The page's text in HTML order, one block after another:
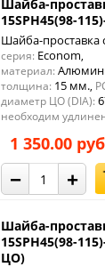
Шайба-
15SPH45(98-
Шайба-
серия: Econom,
материал:
толщина: 15 мм.,
диаметр ЦО (DIA):
необходим
1 350.00
− +
Шайба-
15SPH45(98-
ЦО)